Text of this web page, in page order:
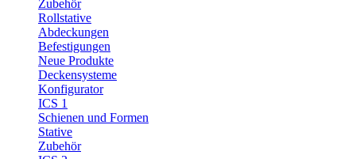
Zubehör
Rollstative
Abdeckungen
Befestigungen
Neue Produkte
Deckensysteme
Konfigurator
ICS 1
Schienen und Formen
Stative
Zubehör